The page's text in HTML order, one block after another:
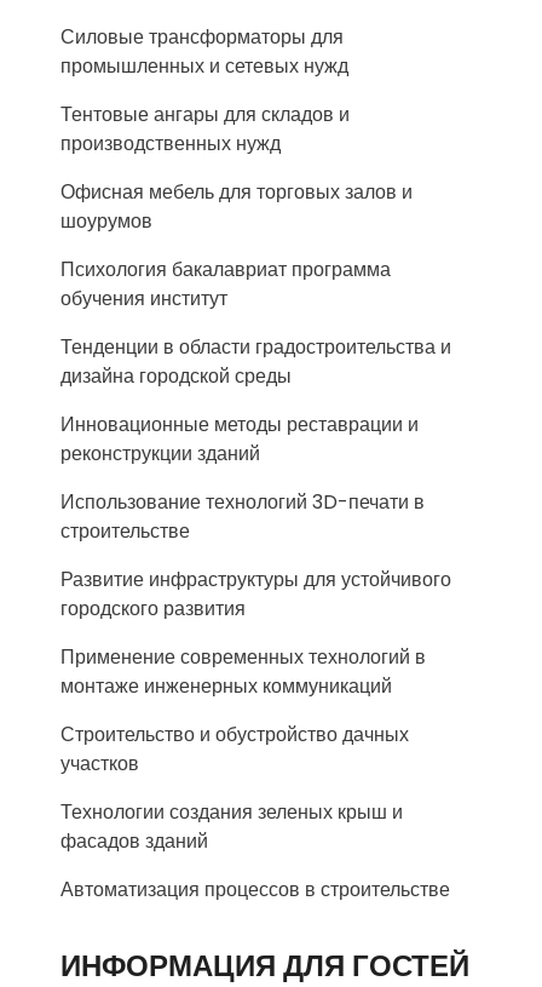
Силовые трансформаторы для
промышленных и сетевых нужд
Тентовые ангары для складов и
производственных нужд
Офисная мебель для торговых залов и
шоурумов
Психология бакалавриат программа
обучения институт
Тенденции в области градостроительства и
дизайна городской среды
Инновационные методы реставрации и
реконструкции зданий
Использование технологий 3D-печати в
строительстве
Развитие инфраструктуры для устойчивого
городского развития
Применение современных технологий в
монтаже инженерных коммуникаций
Строительство и обустройство дачных
участков
Технологии создания зеленых крыш и
фасадов зданий
Автоматизация процессов в строительстве
ИНФОРМАЦИЯ ДЛЯ ГОСТЕЙ